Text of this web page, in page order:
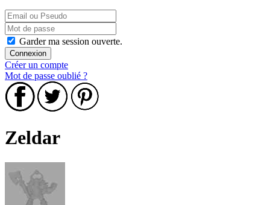
Garder ma session ouverte.
Créer un compte
Mot de passe oublié ?
Zeldar